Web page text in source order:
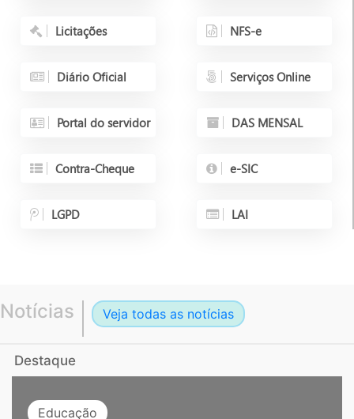
Licitações NFS-e
Diário Oficial Serviços Online
Portal do servidor DAS MENSAL
Contra-Cheque e-SIC
LGPD LAI
Notícias Veja todas as notícias
Destaque